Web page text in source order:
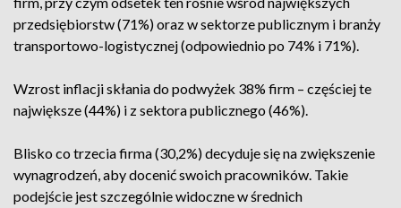
przedsiębiorstw (71%) oraz w sektorze publicznym i branży
transportowo-logistycznej (odpowiednio po 74% i 71%).
Wzrost inflacji skłania do podwyżek 38% firm – częściej te
największe (44%) i z sektora publicznego (46%).
Blisko co trzecia firma (30,2%) decyduje się na zwiększenie
wynagrodzeń, aby docenić swoich pracowników. Takie
podejście jest szczególnie widoczne w średnich